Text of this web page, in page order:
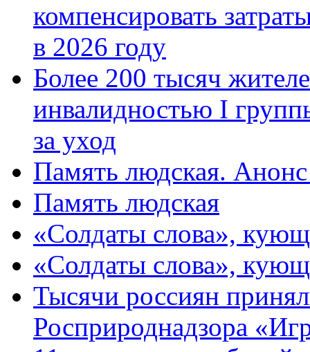
компенсировать
в 2026 году
Более 200 тысяч
инвалидностью I
за уход
Память людская.
Память людская
«Солдаты слова»,
«Солдаты слова»,
Тысячи россиян
Росприроднадзора